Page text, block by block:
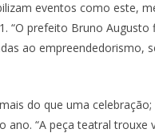
eventos como este,
“O prefeito Bruno
ao empreendedorismo,
do que uma
“A peça teatral trouxe